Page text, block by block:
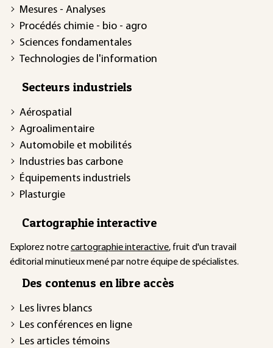
Mesures - Analyses
Procédés chimie - bio - agro
Sciences fondamentales
Technologies de l'information
Secteurs industriels
Aérospatial
Agroalimentaire
Automobile et mobilités
Industries bas carbone
Équipements industriels
Plasturgie
Cartographie interactive
Explorez notrecartographie interactive, fruit d'un travail
éditorial minutieux mené par notre équipe de spécialistes.
Des contenus en libre accès
Les livres blancs
Les conférences en ligne
Les articles témoins